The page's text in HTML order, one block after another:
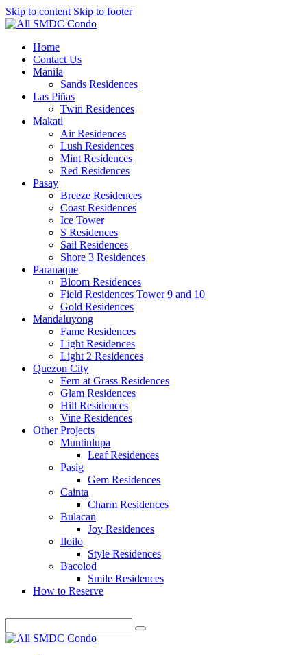
Skip to content Skip to footer
Home
Contact Us
Manila
Sands Residences
Las Piñas
Twin Residences
Makati
Air Residences
Lush Residences
Mint Residences
Red Residences
Pasay
Breeze Residences
Coast Residences
Ice Tower
S Residences
Sail Residences
Shore 3 Residences
Paranaque
Bloom Residences
Field Residences Tower 9 and 10
Gold Residences
Mandaluyong
Fame Residences
Light Residences
Light 2 Residences
Quezon City
Fern at Grass Residences
Glam Residences
Hill Residences
Vine Residences
Other Projects
Muntinlupa
Leaf Residences
Pasig
Gem Residences
Cainta
Charm Residences
Bulacan
Joy Residences
Iloilo
Style Residences
Bacolod
Smile Residences
How to Reserve